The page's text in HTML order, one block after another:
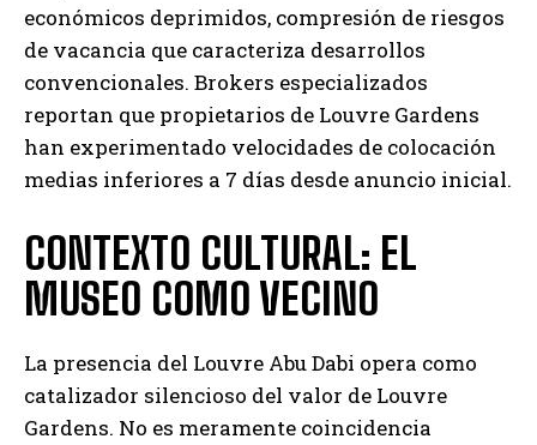
económicos deprimidos, compresión de riesgos
de vacancia que caracteriza desarrollos
convencionales. Brokers especializados
reportan que propietarios de Louvre Gardens
han experimentado velocidades de colocación
medias inferiores a 7 días desde anuncio inicial.
CONTEXTO CULTURAL: EL
MUSEO COMO VECINO
La presencia del Louvre Abu Dabi opera como
catalizador silencioso del valor de Louvre
Gardens. No es meramente coincidencia